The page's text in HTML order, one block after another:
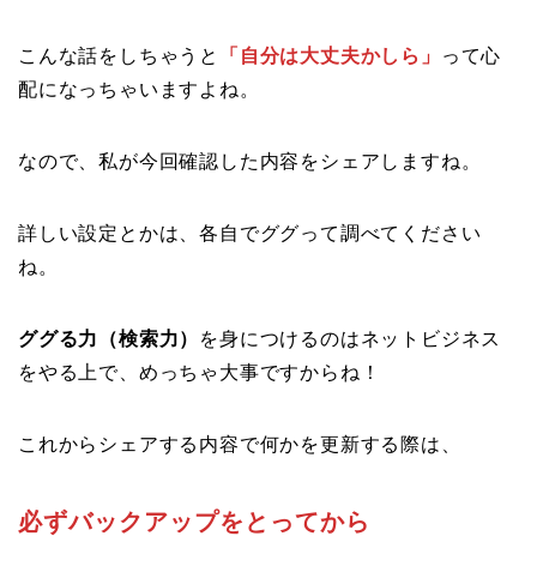
こんな話をしちゃうと 「自分は大丈夫かしら」
って心
配になっちゃいますよね。
なので、私が今回確認した内容をシェアしますね。
詳しい設定とかは、各自でググって調べてください
ね。
ググる力（検索力）
を身につけるのはネットビジネス
をやる上で、めっちゃ大事ですからね！
これからシェアする内容で何かを更新する際は、
必ずバックアップをとってから